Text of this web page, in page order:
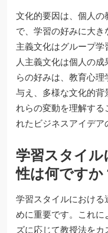
文化的要因は、個人の
で、学習の好みに大
主義文化はグループ
人主義文化は個人の
らの好みは、教育心
与え、多様な文化的背
れらの変動を理解する
れたビジネスアイデア
学習スタイ
性は何ですか
学習スタイルにおけ
めに重要です。これ
ズに応じて教授法を